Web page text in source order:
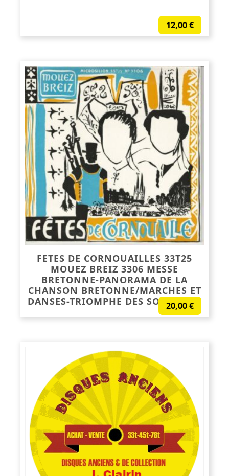
12,00€
FETES DE CORNOUAILLES 33T25
MOUEZ BREIZ 3306 MESSE
BRETONNE-PANORAMA DE LA
CHANSON BRETONNE/MARCHES ET
DANSES-TRIOMPHE DES SONNEURS
20,00€